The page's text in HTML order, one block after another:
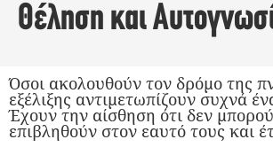
Θέληση και
Όσοι ακολουθούν τον δρόμο της
εξέλιξης αντιμετωπίζουν συχνά
Έχουν την αίσθηση ότι δεν
επιβληθούν στον εαυτό τους και